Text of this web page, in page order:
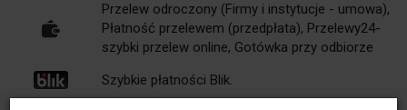
Przelew odroczony (Firmy i instytucje - umowa),
Płatność przelewem (przedpłata), Przelewy24-
szybki przelew online, Gotówka przy odbiorze
Szybkie płatności Blik.